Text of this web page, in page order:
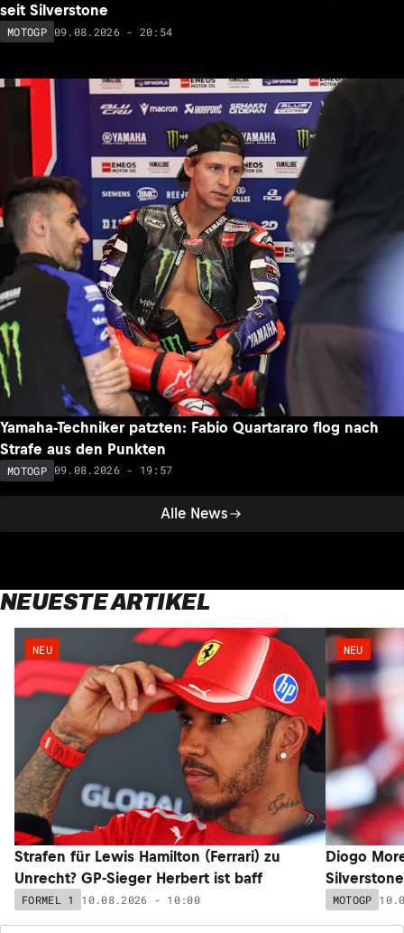
Alle News
seit Silverstone
MOTOGP 09.08.2026 - 20:54
Yamaha-Techniker patzten: Fabio Quartararo flog nach
Strafe aus den Punkten
MOTOGP 09.08.2026 - 19:57
NEUESTE ARTIKEL
NEU
Strafen für Lewis Hamilton (Ferrari) zu
Unrecht? GP-Sieger Herbert ist baff
FORMEL 1 10.08.2026 - 10:00
NEU
Diogo
MOTOGP